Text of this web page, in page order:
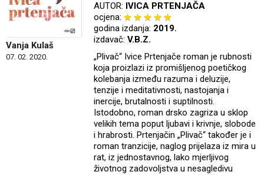
Vanja Kulaš
07. 02. 2020.
AUTOR: IVICA PRTENJAČA
ocjena:
godina izdanja: 2019.
izdavač:V.B.Z.
„Plivač“ Ivice Prtenjače roman je rubnosti
koja proizlazi iz promišljenog poetičkog
kolebanja između razuma i deluzije,
tenzije i meditativnosti, nastojanja i
inercije, brutalnosti i suptilnosti.
Istodobno, roman drsko zagriza u sklop
velikih tema poput ljubavi i krivnje, slobode
i hrabrosti. Prtenjačin „Plivač“ također je i
roman tranzicije, naglog prijelaza iz mira u
rat, iz jednostavnog, lako mjerljivog
životnog zadovoljstva u nesagledivu